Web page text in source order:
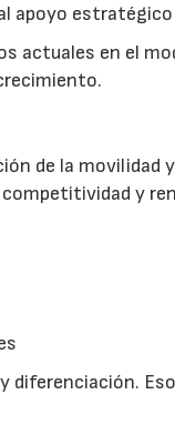
apoyo
actuales en el
de la movilidad
y
diferenciación.